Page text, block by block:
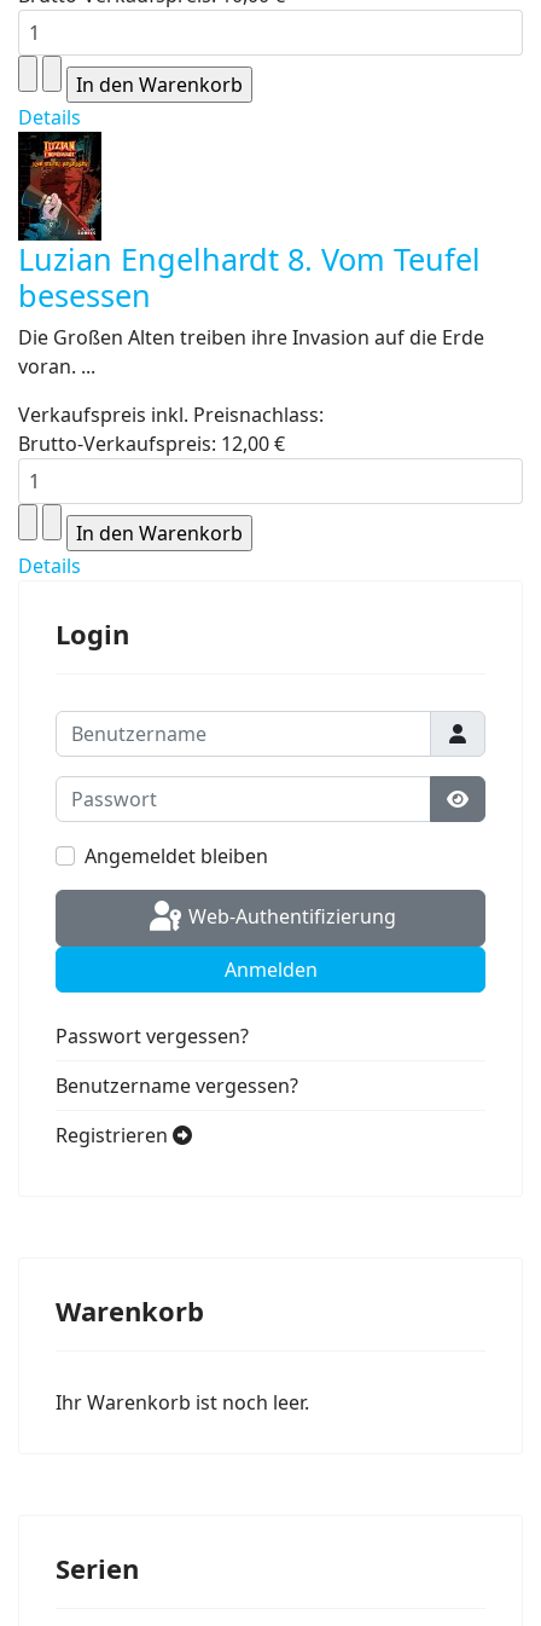
Details
Luzian Engelhardt 8. Vom Teufel
besessen
Die Großen Alten treiben ihre Invasion auf die Erde
voran. ...
Verkaufspreis inkl. Preisnachlass:
Brutto-Verkaufspreis: 12,00 €
Details
Login
Benutzername
Passwort
Angemeldet bleiben
Web-Authentifizierung
Anmelden
Passwort vergessen?
Benutzername vergessen?
Registrieren
Warenkorb
Ihr Warenkorb ist noch leer.
Serien